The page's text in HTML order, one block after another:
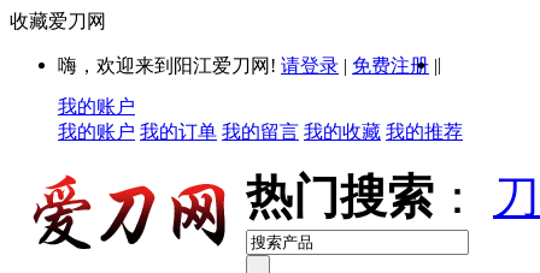
收藏爱刀网
嗨，欢迎来到阳江爱刀网! 请登录 | 免费注册 ||
我的账户
我的账户 我的订单 我的留言 我的收藏 我的推荐
热门搜索 ：